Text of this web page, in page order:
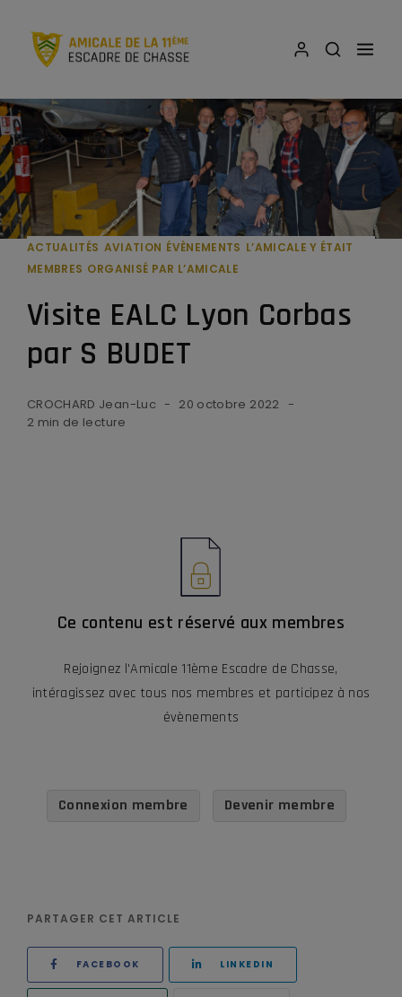
ACTUALITÉS AVIATION ÉVÈNEMENTS L’AMICALE Y ÉTAIT
MEMBRES ORGANISÉ PAR L’AMICALE
Visite EALC Lyon Corbas
par S BUDET
CROCHARD Jean-Luc
20 octobre 2022
2 min de lecture
Ce contenu est réservé aux membres
Rejoignez l'Amicale 11ème Escadre de Chasse,
intéragissez avec tous nos membres et participez à nos
évènements
Connexion membre Devenir membre
PARTAGER CET ARTICLE
FACEBOOK LINKEDIN